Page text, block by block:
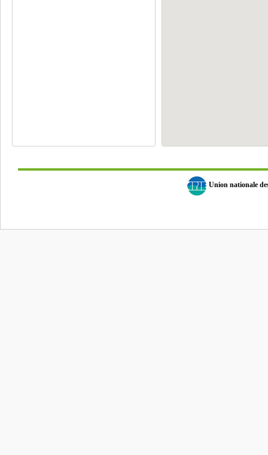
Union nationale